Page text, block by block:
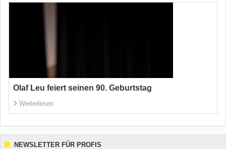
Olaf Leu feiert seinen 90. Geburtstag
Weiterlesen
NEWSLETTER FÜR PROFIS